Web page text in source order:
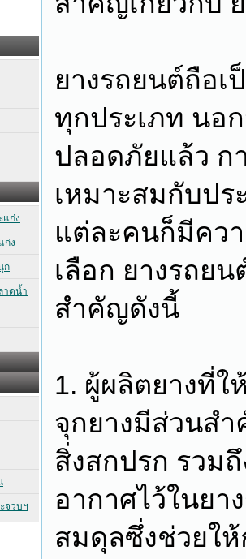
ยางรถยนต์ถือ
ทุกประเภท นอ
ปลอดภัยแล้ว ก
เหมาะสมกับปร
แต่ละคนก็มีคว
เลือก ยางรถย
สำคัญดังนี้
1. ผู้ผลิตยางที่ใ
จุกยางมีส่วนส
สิ่งสกปรก รวม
อากาศไว้ในยา
สมดุลซึ่งช่วยใ